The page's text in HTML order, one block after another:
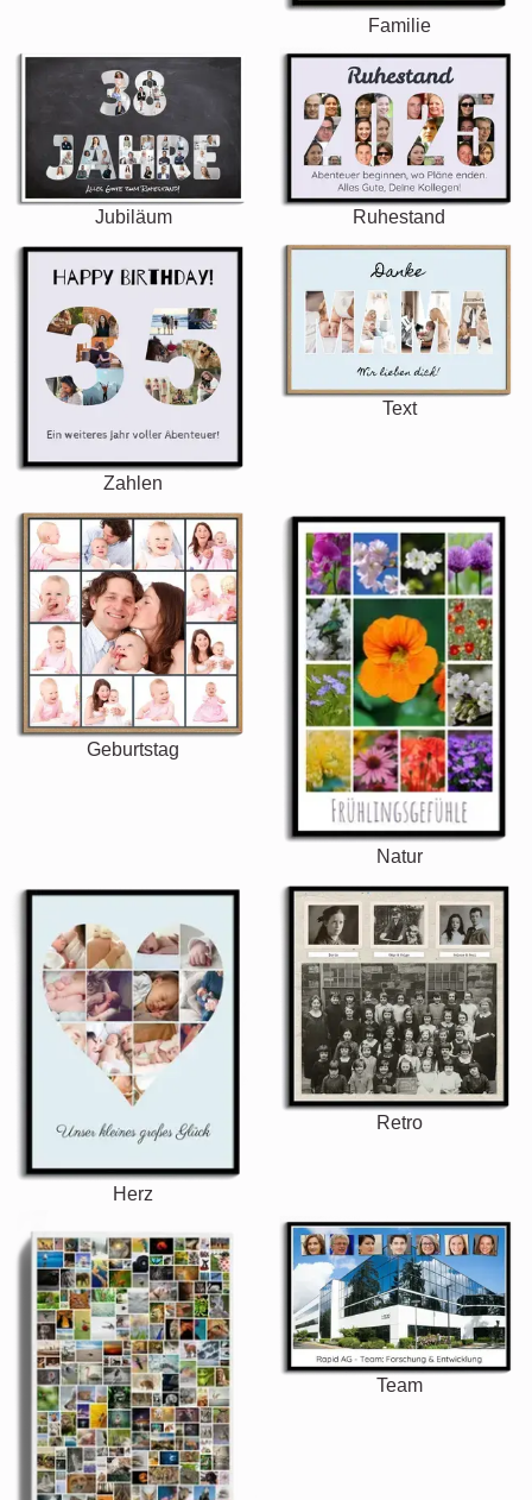
Familie
Jubiläum Ruhestand
Zahlen
Text
Geburtstag
Natur
Herz
Retro
Team